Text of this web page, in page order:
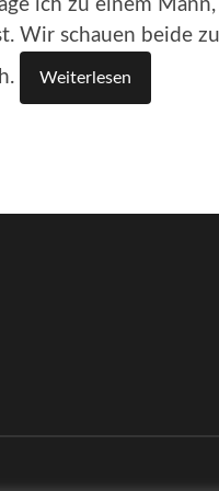
ich zu einem
Wir schauen beide
Weiterlesen